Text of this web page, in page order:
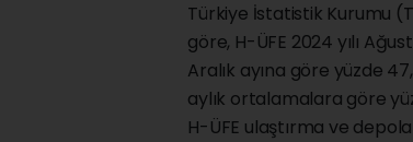
Türkiye İstatistik Kurumu
göre, H-ÜFE 2024 yılı
Aralık ayına göre yüzde
aylık ortalamalara göre
H-ÜFE ulaştırma ve